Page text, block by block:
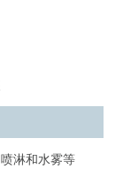
淋和水雾等